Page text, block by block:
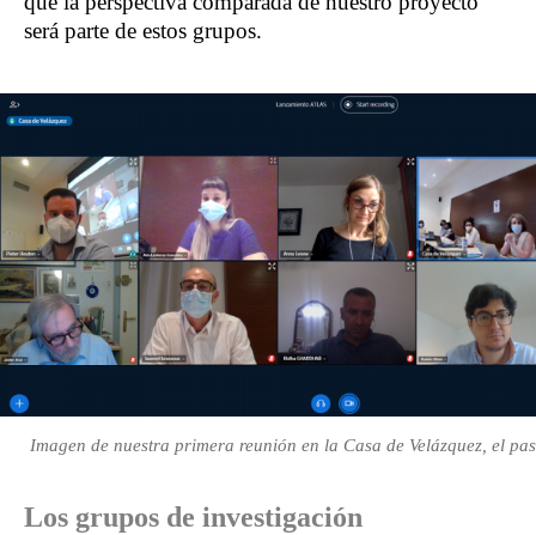
será parte de estos grupos.
Imagen de nuestra primera reunión en la Casa de Velázquez, el
Los grupos de investigación